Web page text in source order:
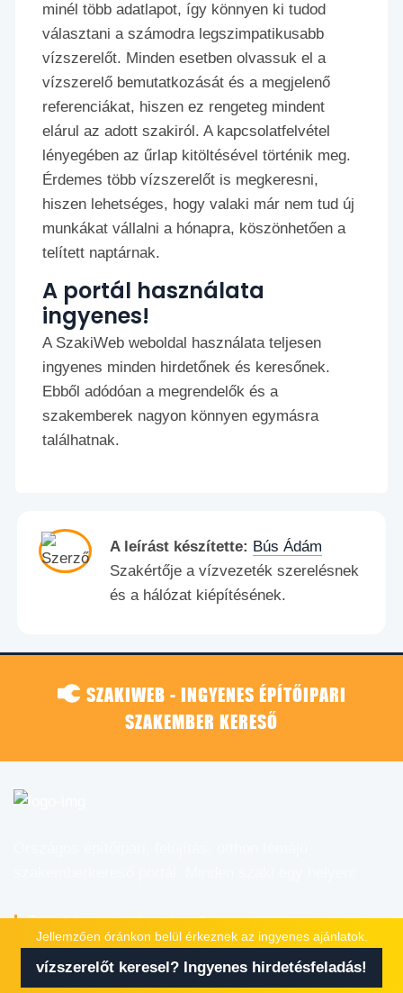
minél több adatlapot, így könnyen ki tudod
választani a számodra legszimpatikusabb
vízszerelőt. Minden esetben olvassuk el a
vízszerelő bemutatkozását és a megjelenő
referenciákat, hiszen ez rengeteg mindent
elárul az adott szakiról. A kapcsolatfelvétel
lényegében az űrlap kitöltésével történik meg.
Érdemes több vízszerelőt is megkeresni,
hiszen lehetséges, hogy valaki már nem tud új
munkákat vállalni a hónapra, köszönhetően a
telített naptárnak.
A portál használata
ingyenes!
A SzakiWeb weboldal használata teljesen
ingyenes minden hirdetőnek és keresőnek.
Ebből adódóan a megrendelők és a
szakemberek nagyon könnyen egymásra
találhatnak.
A leírást készítette: Bús Ádám
Szakértője a vízvezeték szerelésnek
és a hálózat kiépítésének.
SZAKIWEB - INGYENES ÉPÍTŐIPARI
SZAKEMBER KERESŐ
Jellemzően óránkon belül érkeznek az ingyenes ajánlatok.
vízszerelőt keresel? Ingyenes hirdetésfeladás!
Ügyfélszolgálati idő
Hétfő - Péntek 8:00 - 17:00